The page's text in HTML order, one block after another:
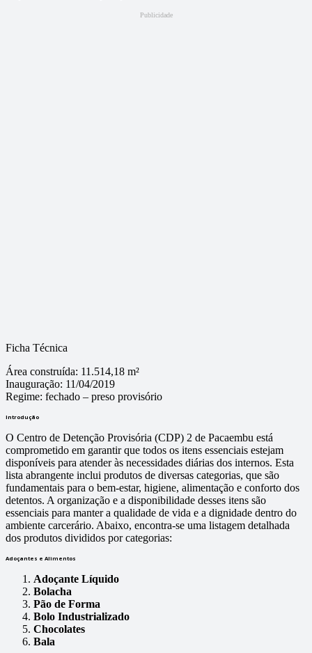
Publicidade
Ficha Técnica
Área construída: 11.514,18 m²
Inauguração: 11/04/2019
Regime: fechado – preso provisório
Introdução
O Centro de Detenção Provisória (CDP) 2 de Pacaembu está
comprometido em garantir que todos os itens essenciais estejam
disponíveis para atender às necessidades diárias dos internos. Esta
lista abrangente inclui produtos de diversas categorias, que são
fundamentais para o bem-estar, higiene, alimentação e conforto dos
detentos. A organização e a disponibilidade desses itens são
essenciais para manter a qualidade de vida e a dignidade dentro do
ambiente carcerário. Abaixo, encontra-se uma listagem detalhada
dos produtos divididos por categorias:
Adoçantes e Alimentos
Adoçante Líquido
Bolacha
Pão de Forma
Bolo Industrializado
Chocolates
Bala